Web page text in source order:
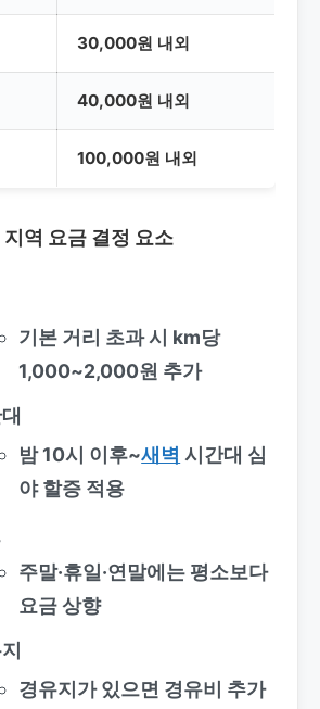
30,000원 내외
40,000원 내외
100,000원 내외
역 요금 결정 요소
기본 거리 초과 시 km당
1,000~2,000원 추가
밤 10시 이후~새벽 시간대 심
야 할증 적용
주말·휴일·연말에는 평소보다
요금 상향
경유지가 있으면 경유비 추가